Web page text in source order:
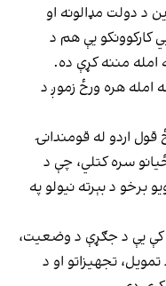
د دولت مډالونه او
کارکوونکو یې هم د
امله مننه کړې ده.
هره ورځ زموږ د
قول اردو له قومندانۍ
سره کتلي، چې د
د بېرته نیولو په
کې یې د جګړې د وضعیت،
تمویل، تجهیزاتو او د